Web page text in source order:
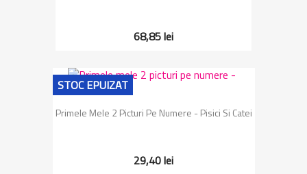
68,85 lei
Primele Mele 2 Picturi Pe Numere - Pisici Si Catei
29,40 lei
STOC EPUIZAT